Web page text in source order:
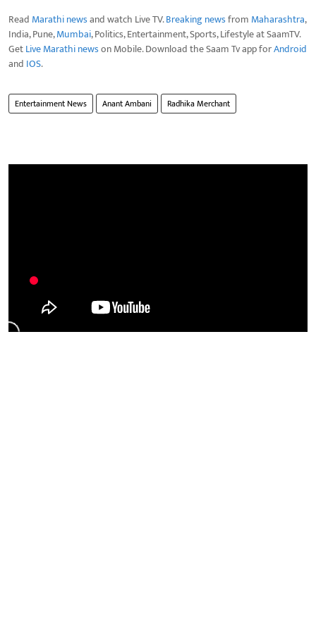
Read Marathi newsand watch Live TV.Breaking newsfrom Maharashtra,
India, Pune,Mumbai, Politics, Entertainment, Sports, Lifestyle at SaamTV.
GetLive Marathi newson Mobile. Download the Saam Tv app forAndroid
and IOS.
Entertainment News Anant Ambani Radhika Merchant